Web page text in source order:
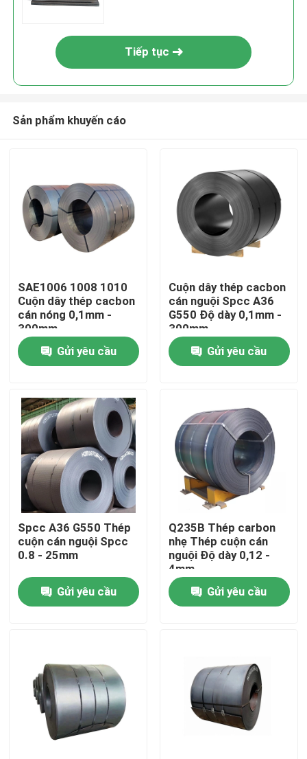
Nhà
Về chúng tôi
Địa chỉ liên hệ
Sản phẩm
Bộ phận lò hơi
Bộ phận lò hơi than
Ống thép liền mạch
Ống hợp kim liền mạch
Tiếp tục
Sản phẩm khuyến cáo
SAE1006 1008 1010
Cuộn dây thép cacbon
cán nóng 0,1mm -
300mm
Gửi yêu cầu
Cuộn dây thép cacbon
cán nguội Spcc A36
G550 Độ dày 0,1mm -
300mm
Gửi yêu cầu
Spcc A36 G550 Thép
cuộn cán nguội Spcc
0.8 - 25mm
Gửi yêu cầu
Q235B Thép carbon
nhẹ Thép cuộn cán
nguội Độ dày 0,12 -
4mm
Gửi yêu cầu